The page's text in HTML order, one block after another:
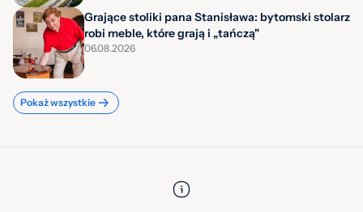
Grające stoliki pana Stanisława: bytomski stolarz
robi meble, które grają i „tańczą"
06.08.2026
Pokaż wszystkie